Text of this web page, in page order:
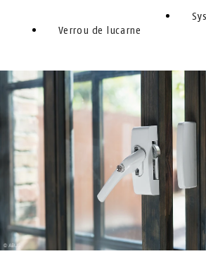
Verrou de lucarne